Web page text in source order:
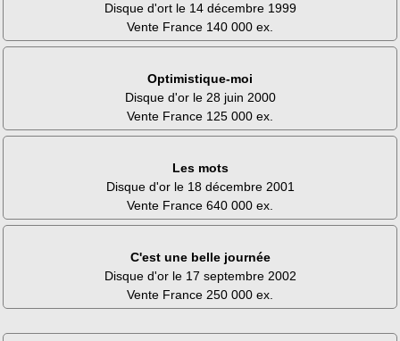
Disque d'ort le 14 décembre 1999
Vente France 140 000 ex.
Optimistique-moi
Disque d'or le 28 juin 2000
Vente France 125 000 ex.
Les mots
Disque d'or le 18 décembre 2001
Vente France 640 000 ex.
C'est une belle journée
Disque d'or le 17 septembre 2002
Vente France 250 000 ex.